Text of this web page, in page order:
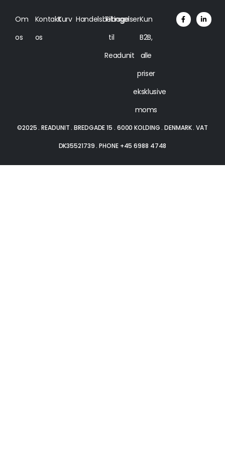
Om
os
Kontakt
os
Kurv Handelsbetingelser
Tilbage
til
Readunit
Kun
B2B,
alle
priser
eksklusive
moms
©2025 . READUNIT . BREDGADE 15 . 6000 KOLDING . DENMARK . VAT
DK35521739 . PHONE +45 6988 4748